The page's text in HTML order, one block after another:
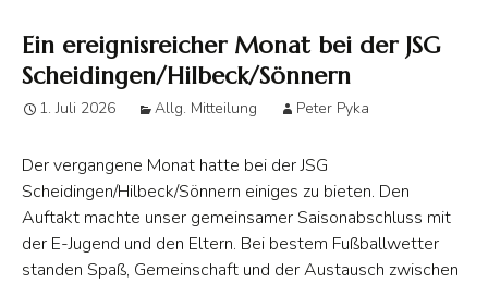
Ein ereignisreicher Monat bei der JSG
Scheidingen/Hilbeck/Sönnern
1. Juli 2026 Allg. Mitteilung Peter Pyka
Der vergangene Monat hatte bei der JSG
Scheidingen/Hilbeck/Sönnern einiges zu bieten. Den
Auftakt machte unser gemeinsamer Saisonabschluss mit
der E-Jugend und den Eltern. Bei bestem Fußballwetter
standen Spaß, Gemeinschaft und der Austausch zwischen